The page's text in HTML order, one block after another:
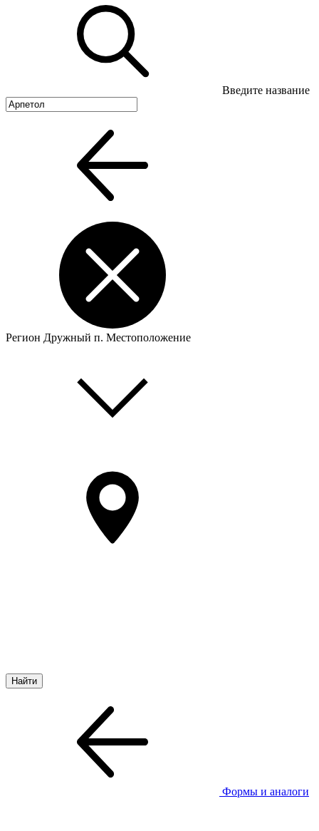
Введите название
Регион Дружный п. Местоположение
Формы и аналоги